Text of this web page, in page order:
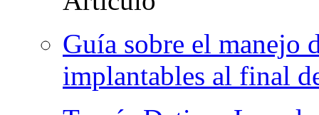
Guía sobre el manejo
implantables al final